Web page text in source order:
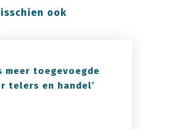
ook
meer toegevoegde
telers en handel’